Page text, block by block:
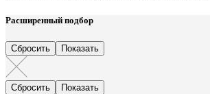
Расширенный подбор